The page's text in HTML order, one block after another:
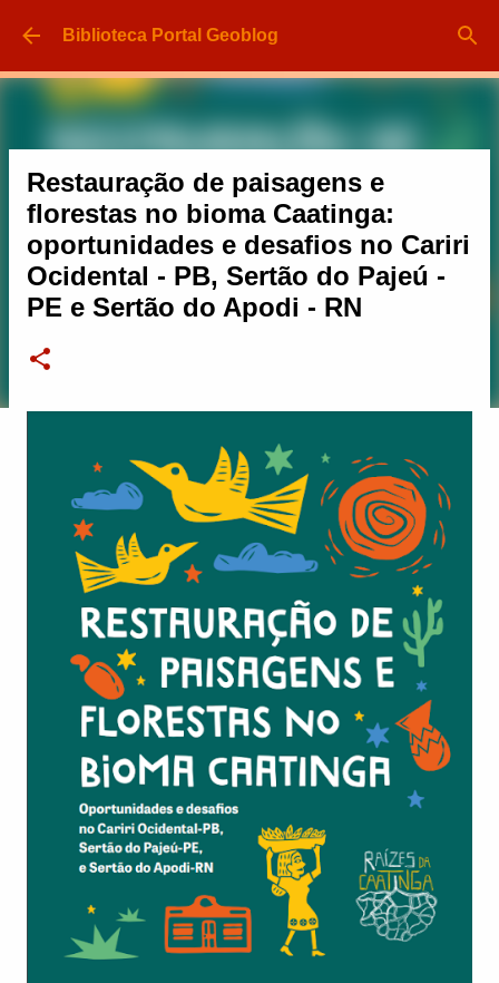
Pular para o conteúdo principal
Biblioteca Portal Geoblog
Restauração de paisagens e
florestas no bioma Caatinga:
oportunidades e desafios no Cariri
Ocidental - PB, Sertão do Pajeú -
PE e Sertão do Apodi - RN